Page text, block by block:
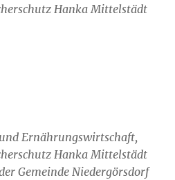
Hanka Mittelstädt
Ernährungswirtschaft,
Hanka Mittelstädt
Gemeinde Niedergörsdorf